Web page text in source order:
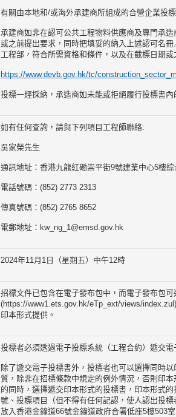
有關由本地和/或海外承建商所組成的合營企業投
承建商如非在認可公共工程物料供應商及專門承
或之前提出要求，同時把填妥的納入上述認可名
工程部，符合所需資格和條件，以及在截標日期
https://www.devb.gov.hk/tc/
投標一經採納，承造商如未能或拒絕履行投標書
如有任何查詢，請與下列項目工程師聯絡:
吳家榮先生
通訊地址：香港九龍紅磡崇平街9號建業中心5樓
電話號碼：(852) 2773 2313
傳真號碼：(852) 2765 8652
電郵地址：kw_ng_1@emsd.gov.hk
2024年11月1日（星期五）中午12時
招標文件已包含在電子發布包中，而電子發布包可
(https://www1.ets.gov.hk/eTp_ext/views/
印本形式提供。
投標者必須透過電子投標系統（工程合約）遞交
除了遞交電子投標書外，投標者也可以選擇同時
質，除非在招標條款中規定的例外情況，否則印
的同時，選擇遞交印本形式的投標書，印本形式
號、投標項目（但不得有任何記認，使人認出投
放入香港金鐘道66號金鐘道政府合署低座5樓503